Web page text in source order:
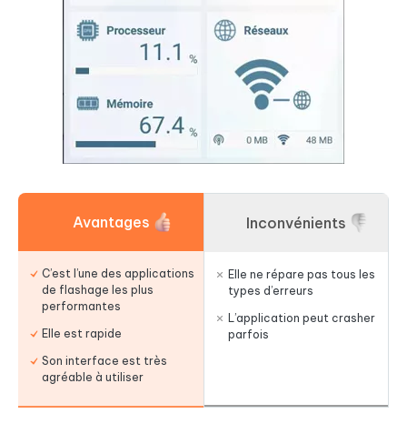
Avantages
C’est l’une des applications
de flashage les plus
performantes
Elle est rapide
Son interface est très
agréable à utiliser
Inconvénients
Elle ne répare pas tous les
types d’erreurs
L’application peut crasher
parfois